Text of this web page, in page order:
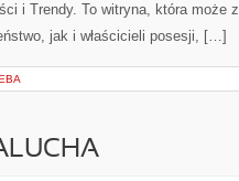
i Trendy. To witryna, która może
jak i właścicieli posesji, […]